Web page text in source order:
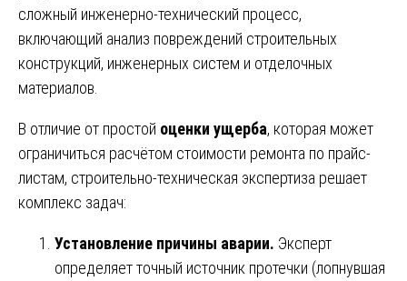
сложный инженерно-технический процесс,
включающий анализ повреждений строительных
конструкций, инженерных систем и отделочных
материалов.
В отличие от простой оценки ущерба, которая может
ограничиться расчётом стоимости ремонта по прайс-
листам, строительно-техническая экспертиза решает
комплекс задач:
Установление причины аварии. Эксперт
определяет точный источник протечки (лопнувшая